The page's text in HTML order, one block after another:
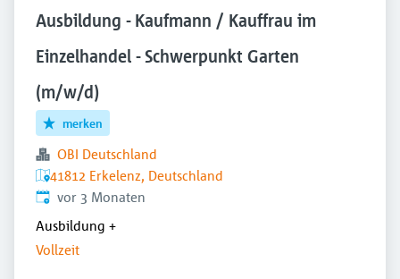
Ausbildung - Kaufmann / Kauffrau im
Einzelhandel - Schwerpunkt Garten
(m/w/d)
merken
OBI Deutschland
41812 Erkelenz, Deutschland
Veröffentlicht:
vor 3 Monaten
Ausbildung +
Vollzeit